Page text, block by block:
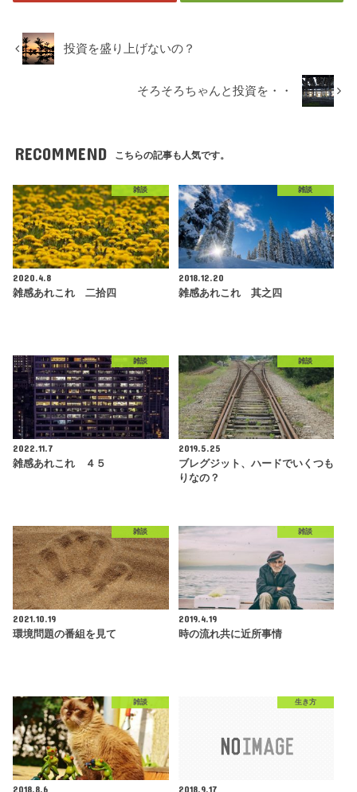
投資を盛り上げないの？
そろそろちゃんと投資を・・
RECOMMEND こちらの記事も人気です。
雑談
2020.4.8
雑感あれこれ 二拾四
雑談
2018.12.20
雑感あれこれ 其之四
雑談
2022.11.7
雑感あれこれ ４５
雑談
2019.5.25
ブレグジット、ハードでいくつも
りなの？
雑談
2021.10.19
環境問題の番組を見て
雑談
2019.4.19
時の流れ共に近所事情
雑談
2018.8.6
生き方
2018.9.17